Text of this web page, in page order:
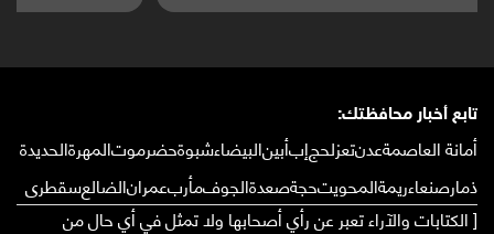
تابع أخبار محافظتك:
أمانة العاصمةعدنتعزلحجإبأبينالبيضاءشبوةحضرموتالمهرةالحديدة
ذمارصنعاءريمةالمحويتحجةصعدةالجوفمأربعمرانالضالعسقطرى
[ الكتابات والآراء تعبر عن رأي أصحابها ولا تمثل في أي حال من